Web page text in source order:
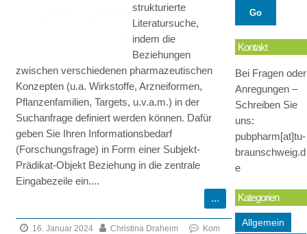
strukturierte
Literatursuche,
indem die
Beziehungen
zwischen verschiedenen pharmazeutischen
Konzepten (u.a. Wirkstoffe, Arzneiformen,
Pflanzenfamilien, Targets, u.v.a.m.) in der
Suchanfrage definiert werden können. Dafür
geben Sie Ihren Informationsbedarf
(Forschungsfrage) in Form einer Subjekt-
Prädikat-Objekt Beziehung in die zentrale
Eingabezeile ein....
16. Januar 2024
Christina Draheim
Kom
Kontakt
Bei Fragen oder
Anregungen –
Schreiben Sie
uns:
pubpharm[at]tu-
braunschweig.d
e
Kategorien
Allgemein